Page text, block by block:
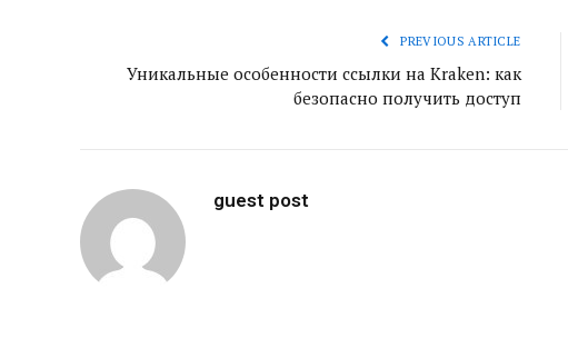
PREVIOUS ARTICLE
Уникальные особенности ссылки на Kraken: как
безопасно получить доступ
guest post